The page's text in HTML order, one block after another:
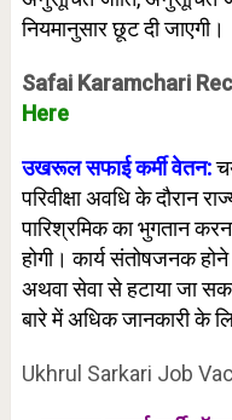
नियमानुसार छूट दी जाएगी।
Safai Karamchari
Here
उखरूल सफाई कर्मी वेतन:
परिवीक्षा अवधि के दौरान
पारिश्रमिक का भुगतान
होगी। कार्य संतोषजनक
अथवा सेवा से हटाया जा
बारे में अधिक जानकारी के
Ukhrul Sarkari Job